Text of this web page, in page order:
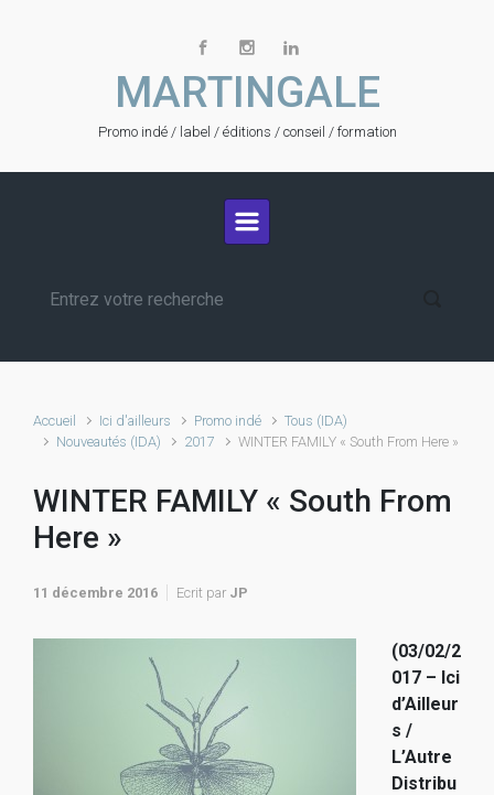
MARTINGALE
Promo indé / label / éditions / conseil / formation
Accueil Ici d'ailleurs Promo indé
Tous (IDA)
Nouveautés (IDA)
2017 WINTER FAMILY « South From Here »
WINTER FAMILY « South From
Here »
11 décembre 2016 Ecrit par JP
(03/02/2
017 – Ici
d’Ailleur
s /
L’Autre
Distribu